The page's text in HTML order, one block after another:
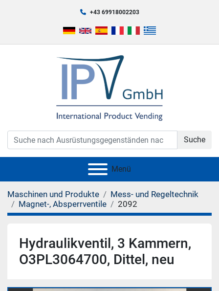
+43 69918002203
Suche
Menü
Maschinen und Produkte
Mess- und Regeltechnik
Magnet-, Absperrventile
2092
Hydraulikventil, 3 Kammern,
O3PL3064700, Dittel, neu